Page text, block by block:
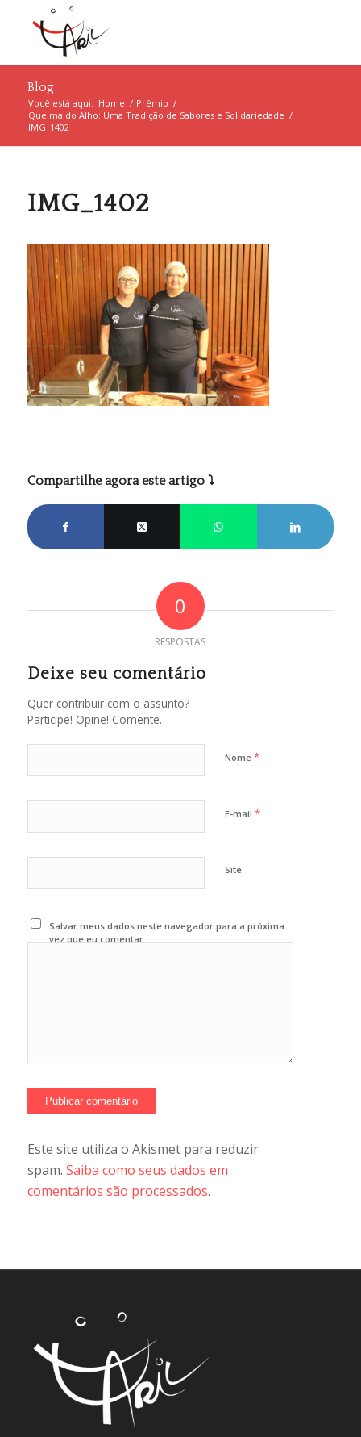
Blog
Você está aqui: Home / Prêmio /
Queima do Alho: Uma Tradição de Sabores e Solidariedade /
IMG_1402
IMG_1402
Compartilhe agora este artigo ⤵
0
RESPOSTAS
Deixe seu comentário
Quer contribuir com o assunto?
Participe! Opine! Comente.
Nome *
E-mail *
Site
Salvar meus dados neste navegador para a próxima
vez que eu comentar.
Este site utiliza o Akismet para reduzir
spam. Saiba como seus dados em
comentários são processados.